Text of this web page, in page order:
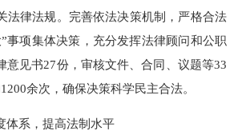
法律法规。完善依法决策机制，严格合法
事项集体决策，充分发挥法律顾问和公职
意见书27份，审核文件、合同、议题等33
余次，确保决策科学民主合法。
体系，提高法制水平